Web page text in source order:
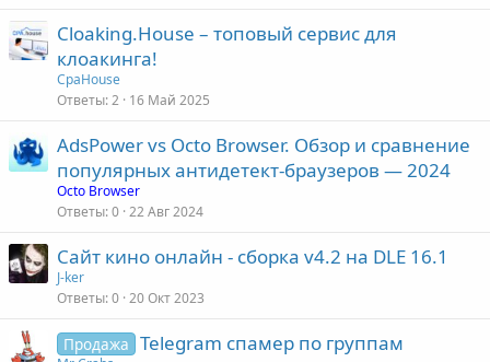
Cloaking.House – топовый сервис для
клоакинга!
СpaHouse
Ответы 2 16 Май 2025
AdsPower vs Octo Browser. Обзор и сравнение
популярных антидетект-браузеров — 2024
Octo Browser
Ответы 0 22 Авг 2024
Сайт кино онлайн - сборка v4.2 на DLE 16.1
J-ker
Ответы 0 20 Окт 2023
Продажа Telegram спамер по группам